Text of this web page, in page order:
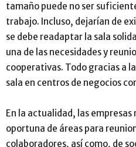
tamaño puede no ser
trabajo. Incluso, dejarían de
se debe readaptar la sala
una de las necesidades y
cooperativas. Todo gracias a
sala en centros de negocios
En la actualidad, las
oportuna de áreas para
colaboradores, así como, de